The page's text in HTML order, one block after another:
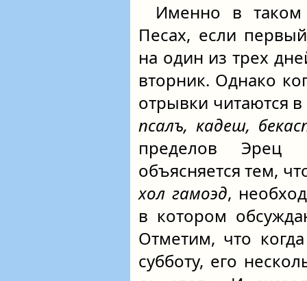
Именно в таком
Песах, если
на один из трех
вторник. Однако
отрывки читаются
псалъ, кадеш,
пределов
объясняется тем,
хол гамоэд,
в котором
Отметим, что
субботу, его